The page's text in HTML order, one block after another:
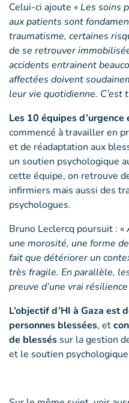
Celui-ci ajoute « Les soins
aux patients sont
traumatisme, certaines
de se retrouver
accidents entrainent
affectées doivent
leur vie quotidienne. C’est
Les 10 équipes
commencé à travailler en
et de réadaptation aux
un soutien psychologique
cette équipe, on retrouve
infirmiers mais aussi des
psychologues.
Bruno Leclercq poursuit : «
une morosité, une forme
fait que détériorer un
très fragile. En parallèle,
preuve d’une vrai
L’objectif d’HI à Gaza est
personnes blessées, et
de blessés sur la gestion
et le soutien